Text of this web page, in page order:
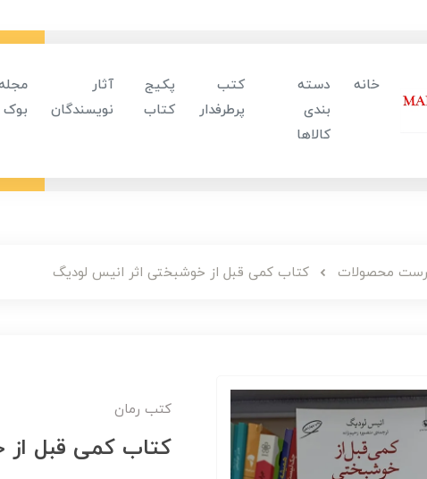
خانه
دسته
بندی
کالاها
کتب
پرطرفدار
پکیج
کتاب
آثار
نویسندگان
محصولات کتاب کمی قبل از خوشبختی اثر انیس لودیگ
کتب رمان
کتاب کمی قبل از